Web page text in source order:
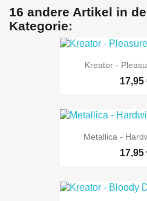
16 andere Artikel in
Kategorie:
Kreator -
17,95
Metallica -
17,95